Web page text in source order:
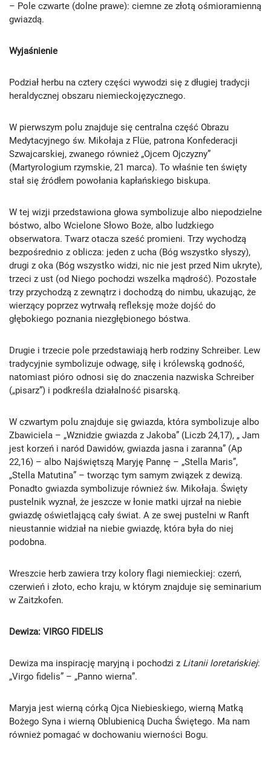
– Pole czwarte (dolne prawe): ciemne ze złotą ośmioramienną
gwiazdą.
Wyjaśnienie
Podział herbu na cztery części wywodzi się z długiej tradycji
heraldycznej obszaru niemieckojęzycznego.
W pierwszym polu znajduje się centralna część Obrazu
Medytacyjnego św. Mikołaja z Flüe, patrona Konfederacji
Szwajcarskiej, zwanego również „Ojcem Ojczyzny”
(Martyrologium rzymskie, 21 marca). To właśnie ten święty
stał się źródłem powołania kapłańskiego biskupa.
W tej wizji przedstawiona głowa symbolizuje albo niepodzielne
bóstwo, albo Wcielone Słowo Boże, albo ludzkiego
obserwatora. Twarz otacza sześć promieni. Trzy wychodzą
bezpośrednio z oblicza: jeden z ucha (Bóg wszystko słyszy),
drugi z oka (Bóg wszystko widzi, nic nie jest przed Nim ukryte),
trzeci z ust (od Niego pochodzi wszelka mądrość). Pozostałe
trzy przychodzą z zewnątrz i dochodzą do nimbu, ukazując, że
wierzący poprzez wytrwałą refleksję może dojść do
głębokiego poznania niezgłębionego bóstwa.
Drugie i trzecie pole przedstawiają herb rodziny Schreiber. Lew
tradycyjnie symbolizuje odwagę, siłę i królewską godność,
natomiast pióro odnosi się do znaczenia nazwiska Schreiber
(„pisarz”) i podkreśla działalność pisarską.
W czwartym polu znajduje się gwiazda, która symbolizuje albo
Zbawiciela – „Wznidzie gwiazda z Jakoba” (Liczb 24,17), „ Jam
jest korzeń i naród Dawidów, gwiazda jasna i zaranna” (Ap
22,16) – albo Najświętszą Maryję Pannę – „Stella Maris”,
„Stella Matutina” – tworząc tym samym związek z dewizą.
Ponadto gwiazda symbolizuje również św. Mikołaja. Święty
pustelnik wyznał, że jeszcze w łonie matki ujrzał na niebie
gwiazdę oświetlającą cały świat. A ze swej pustelni w Ranft
nieustannie widział na niebie gwiazdę, która była do niej
podobna.
Wreszcie herb zawiera trzy kolory flagi niemieckiej: czerń,
czerwień i złoto, echo kraju, w którym znajduje się seminarium
w Zaitzkofen.
Dewiza: VIRGO FIDELIS
Dewiza ma inspirację maryjną i pochodzi z Litanii loretańskiej:
„Virgo fidelis” – „Panno wierna”.
Maryja jest wierną córką Ojca Niebieskiego, wierną Matką
Bożego Syna i wierną Oblubienicą Ducha Świętego. Ma nam
również pomagać w dochowaniu wierności Bogu.